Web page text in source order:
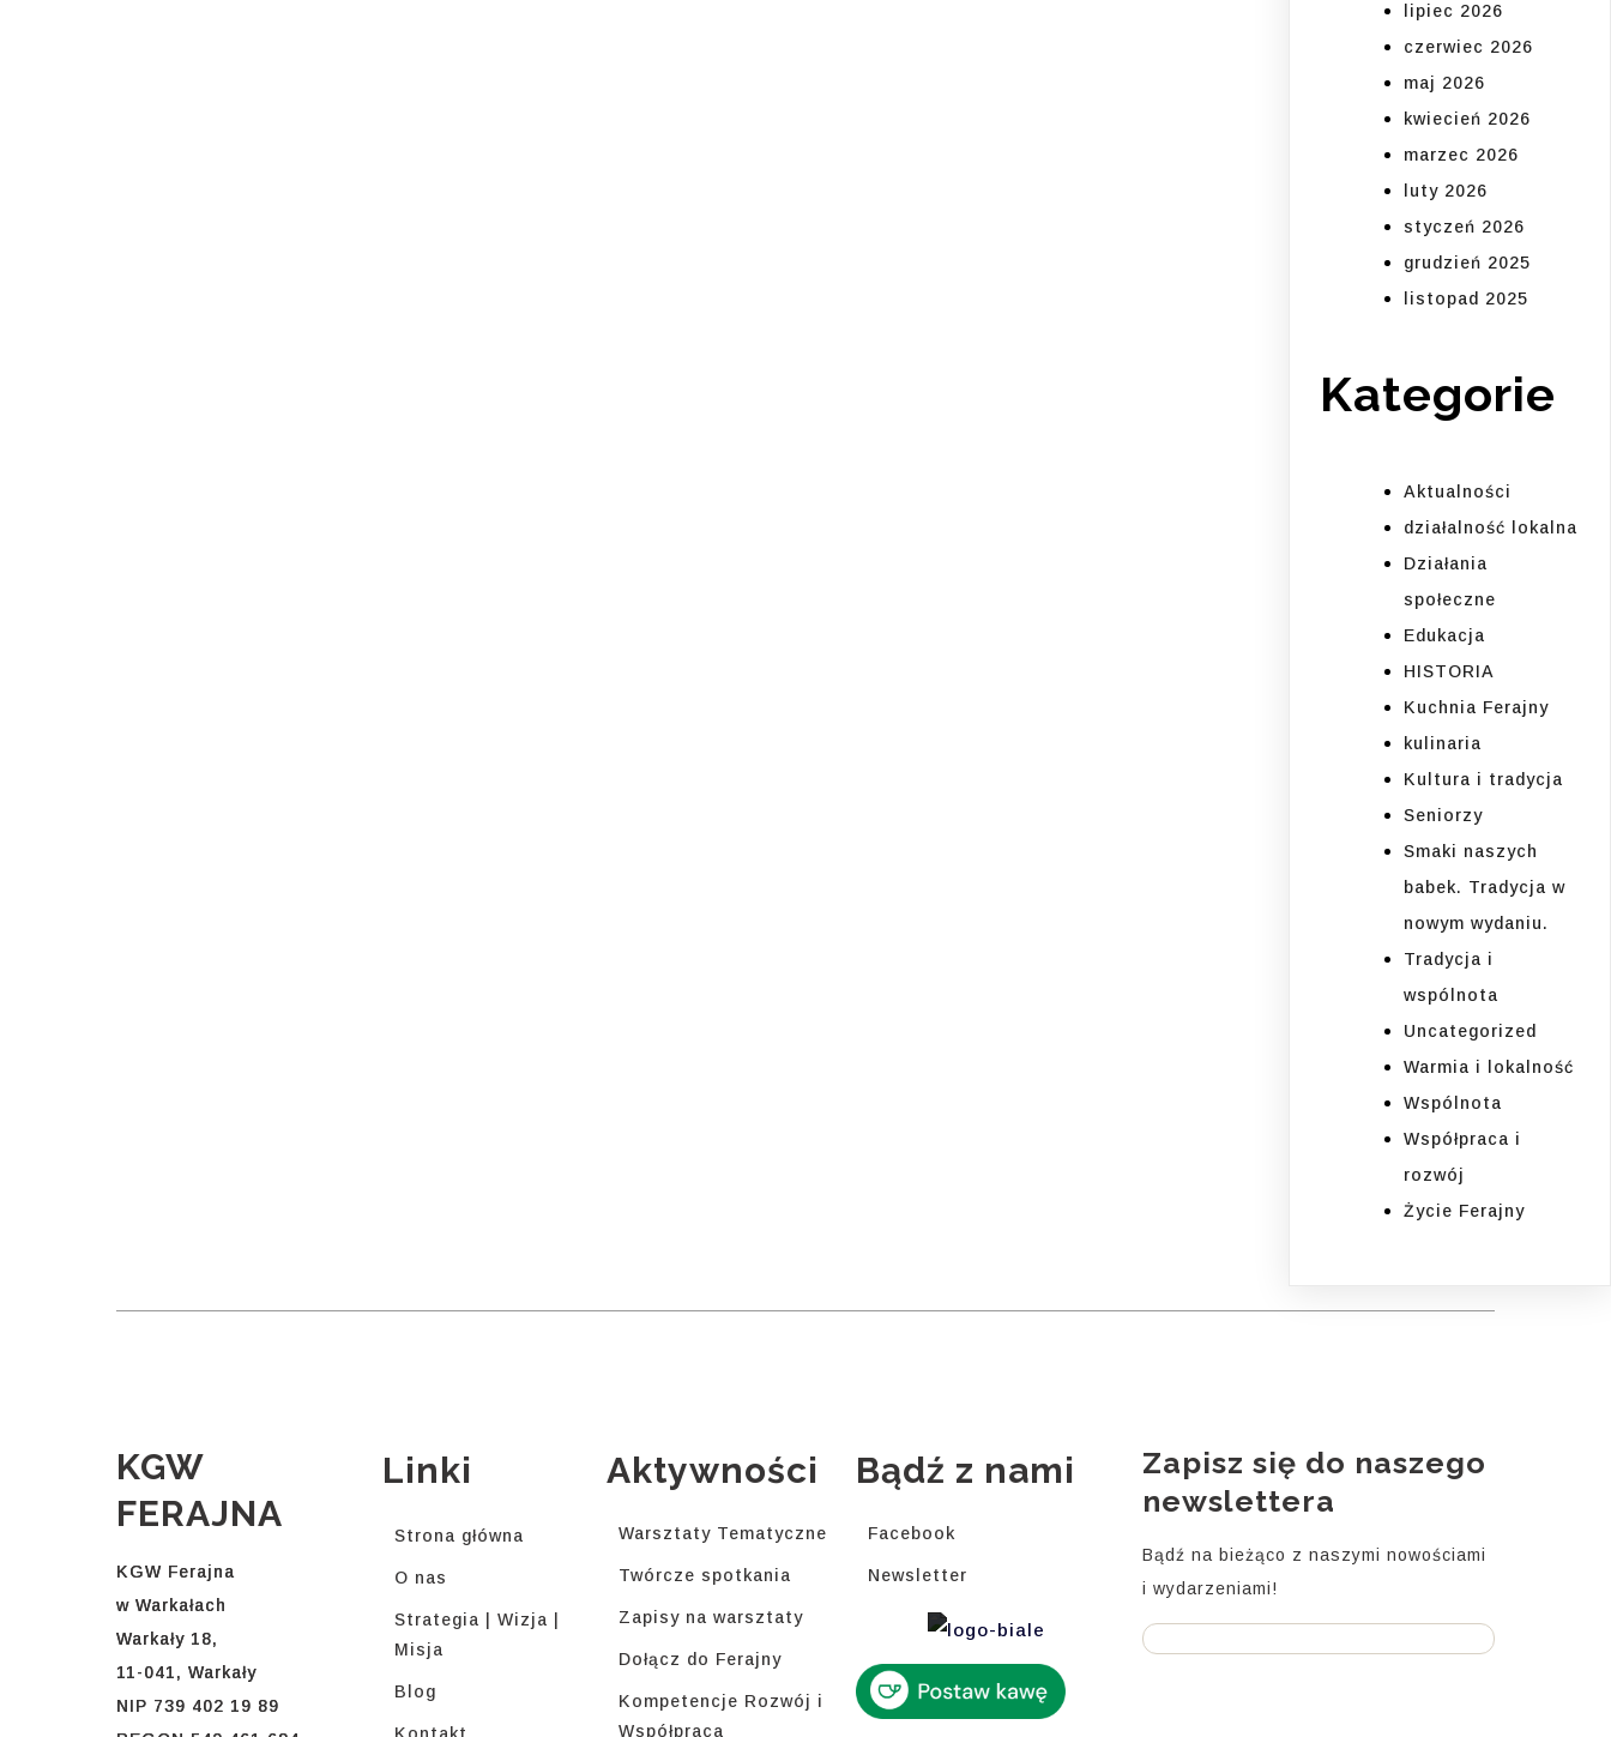
lipiec 2026
czerwiec 2026
maj 2026
kwiecień 2026
marzec 2026
luty 2026
styczeń 2026
grudzień 2025
listopad 2025
Kategorie
Aktualności
działalność lokalna
Działania
społeczne
Edukacja
HISTORIA
Kuchnia Ferajny
kulinaria
Kultura i tradycja
Seniorzy
Smaki naszych
babek. Tradycja w
nowym wydaniu.
Tradycja i
wspólnota
Uncategorized
Warmia i lokalność
Wspólnota
Współpraca i
rozwój
Życie Ferajny
KGW
FERAJNA
KGW Ferajna
w Warkałach
Warkały 18,
11-041, Warkały
NIP 739 402 19 89
Linki
Strona główna
O nas
Strategia | Wizja |
Misja
Blog
Aktywności
Warsztaty Tematyczne
Twórcze spotkania
Zapisy na warsztaty
Dołącz do Ferajny
Kompetencje Rozwój i
Współpraca
Bądź z nami
Facebook
Newsletter
Zapisz się do naszego
newslettera
Bądź na bieżąco z naszymi nowościami
i wydarzeniami!